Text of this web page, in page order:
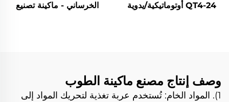
QT4-24 أوتوماتيكية/يدوية
الخرساني - ماكينة تصنيع
وصف إنتاج مصنع ماكينة الطوب
1). المواد الخام: تُستخدم عربة تغذية لتحريك المواد إلى